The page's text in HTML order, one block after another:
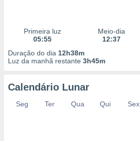
Primeira luz
05:55
Meio-dia
12:37
Duração do dia 12h38m
Luz da manhã restante 3h45m
Calendário Lunar
Seg Ter Qua Qui Sex